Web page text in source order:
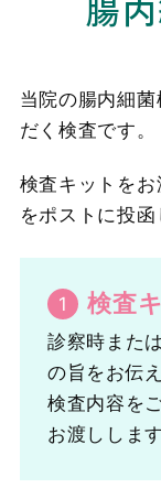
当院の腸内細
だく検査です。
検査キットを
をポストに投函
検査
診察時また
の旨をお伝
検査内容を
お渡しします